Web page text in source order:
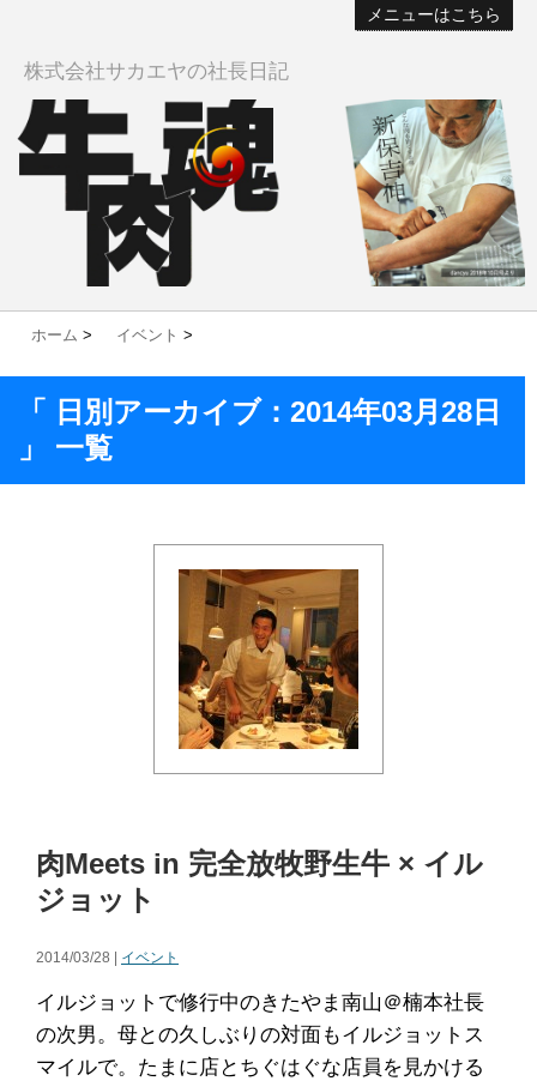
メニューはこちら
株式会社サカエヤの社長日記
ホーム > イベント >
「 日別アーカイブ：2014年03月28日
」 一覧
肉Meets in 完全放牧野生牛 × イル
ジョット
2014/03/28 | イベント
イルジョットで修行中のきたやま南山＠楠本社長
の次男。母との久しぶりの対面もイルジョットス
マイルで。たまに店とちぐはぐな店員を見かける